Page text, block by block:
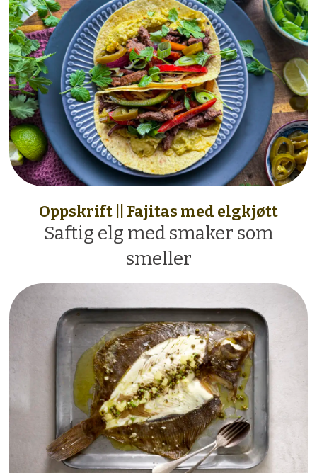
Oppskrift || Fajitas med elgkjøtt
Saftig elg med smaker som
smeller